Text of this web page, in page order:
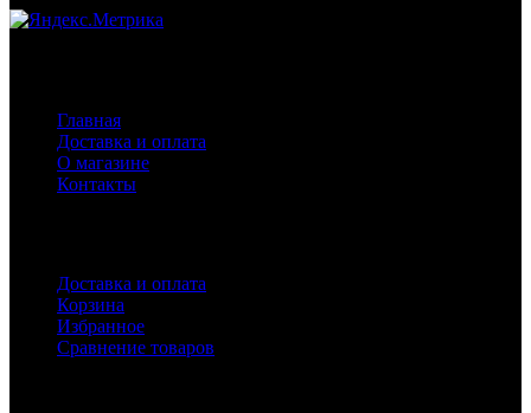
Главная
Доставка и оплата
О магазине
Контакты
Доставка и оплата
Корзина
Избранное
Сравнение товаров